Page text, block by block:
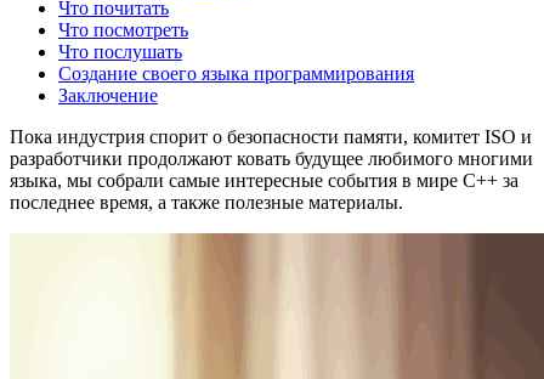
Что почитать
Что посмотреть
Что послушать
Создание своего языка программирования
Заключение
Пока индустрия спорит о безопасности памяти, комитет ISO и
разработчики продолжают ковать будущее любимого многими
языка, мы собрали самые интересные события в мире C++ за
последнее время, а также полезные материалы.